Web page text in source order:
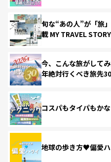
旬な“あの人”が「旅
載 MY TRAVEL STORY
今、こんな旅がして
年絶対行くべき旅先30
コスパもタイパもか
地球の歩き方♥偏愛